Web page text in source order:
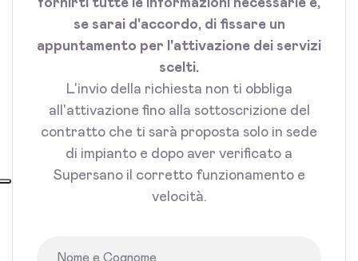
fornirti tutte le informazioni necessarie e,
se sarai d'accordo, di fissare un
appuntamento per l'attivazione dei servizi
scelti.
L'invio della richiesta non ti obbliga
all'attivazione fino alla sottoscrizione del
contratto che ti sarà proposta solo in sede
di impianto e dopo aver verificato a
Supersano il corretto funzionamento e
velocità.